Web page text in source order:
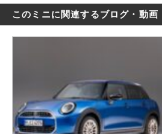
このミニに関連するブログ・動画